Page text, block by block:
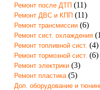
Ремонт после ДТП (11)
Ремонт ДВС и КПП (11)
Ремонт трансмиссии (6)
Ремонт сист. охлаждения
Ремонт топливной сист. (4)
Ремонт тормозной сист. (6)
Ремонт электрики (3)
Ремонт пластика (5)
Доп. оборудование и